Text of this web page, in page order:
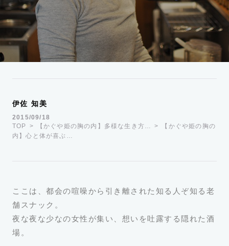
伊佐 知美
2015/09/18
TOP
【かぐや姫の胸の内】多様な生き方…
【かぐや姫の胸の
内】心と体が喜ぶ…
ここは、都会の喧噪から引き離された知る人ぞ知る老
舗スナック。
夜な夜な少なの女性が集い、想いを吐露する隠れた酒
場。
利用規約
個人情報保護方針
運営会社